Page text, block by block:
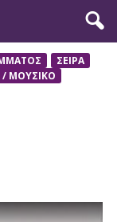
ΣΕΙΡΑ
/ ΜΟΥΣΙΚΟ